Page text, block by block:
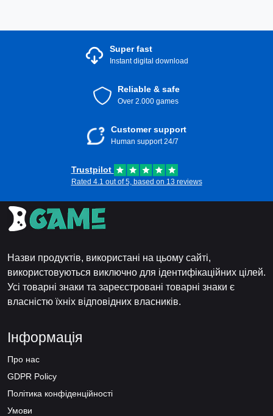
Super fast
Instant digital download
Reliable & safe
Over 2.000 games
Customer support
Human support 24/7
Trustpilot
Rated 4.1 out of 5, based on 13 reviews
Назви продуктів, використані на цьому сайті,
використовуються виключно для ідентифікаційних цілей.
Усі товарні знаки та зареєстровані товарні знаки є
власністю їхніх відповідних власників.
Інформація
Про нас
GDPR Policy
Політика конфіденційності
Умови